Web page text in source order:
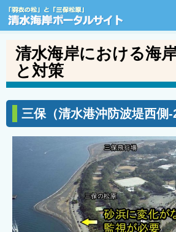
「羽衣
清水海岸における海
と対策
三保（清水港沖防波堤西側-2